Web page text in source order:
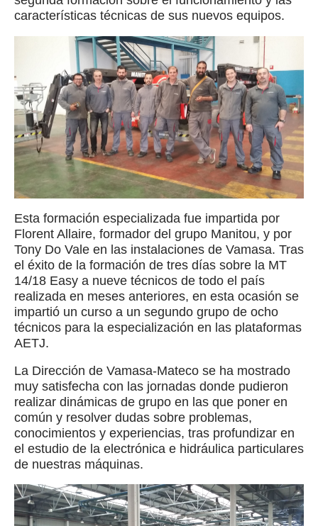
características técnicas de sus nuevos equipos.
Esta formación especializada fue impartida por
Florent Allaire, formador del grupo Manitou, y por
Tony Do Vale en las instalaciones de Vamasa. Tras
el éxito de la formación de tres días sobre la MT
14/18 Easy a nueve técnicos de todo el país
realizada en meses anteriores, en esta ocasión se
impartió un curso a un segundo grupo de ocho
técnicos para la especialización en las plataformas
AETJ.
La Dirección de Vamasa-Mateco se ha mostrado
muy satisfecha con las jornadas donde pudieron
realizar dinámicas de grupo en las que poner en
común y resolver dudas sobre problemas,
conocimientos y experiencias, tras profundizar en
el estudio de la electrónica e hidráulica particulares
de nuestras máquinas.